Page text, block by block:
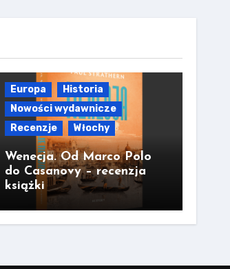
Europa
Historia
Nowości wydawnicze
Recenzje
Włochy
Wenecja. Od Marco Polo
do Casanovy – recenzja
książki